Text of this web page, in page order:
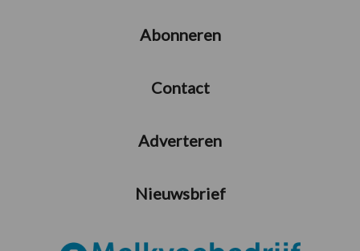
Abonneren
Contact
Adverteren
Nieuwsbrief